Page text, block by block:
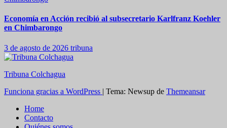
Economía en Acción recibió al subsecretario Karlfranz Koehler
en Chimbarongo
3 de agosto de 2026 tribuna
Tribuna Colchagua
Funciona gracias a WordPress | Tema: Newsup de Themeansar
Home
Contacto